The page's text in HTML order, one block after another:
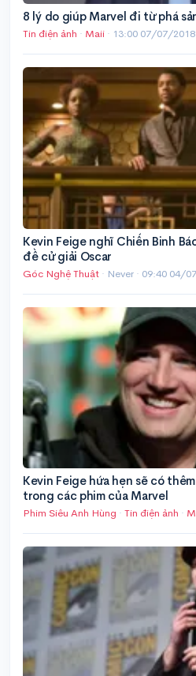
8 lý do giúp Marvel đi từ phá
Tin điện ảnh · Maii · 13:00 07/07/2018
Kevin Feige nghĩ Chiến Binh
đề cử giải Oscar
Góc Nghệ Thuật · Never · 09:40 04/
Kevin Feige hứa hẹn sẽ có
trong các phim của Marvel
Phim Siêu Anh Hùng · Tin điện ảnh ·